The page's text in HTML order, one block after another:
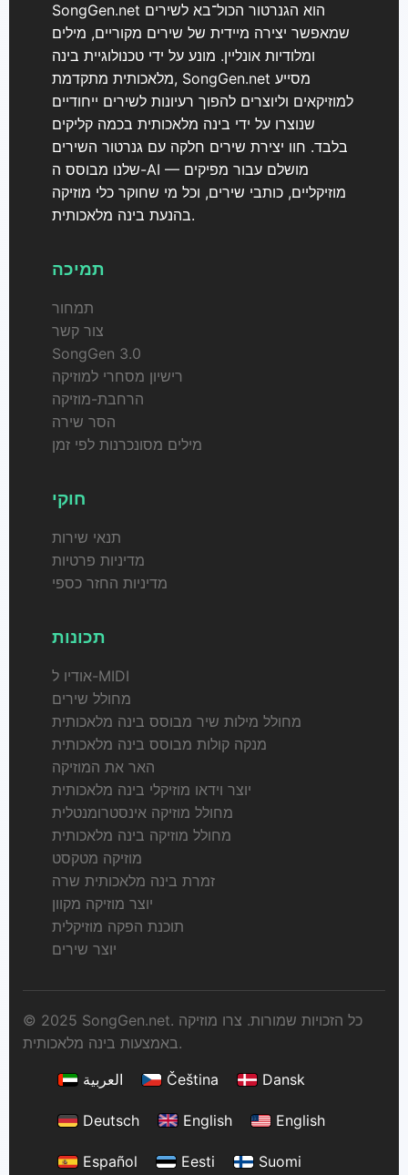
SongGen.net הוא הגנרטור הכול־בא לשירים
שמאפשר יצירה מיידית של שירים מקוריים, מילים
ומלודיות אונליין. מונע על ידי טכנולוגיית בינה
מלאכותית מתקדמת, SongGen.net מסייע
למוזיקאים וליוצרים להפוך רעיונות לשירים ייחודיים
שנוצרו על ידי בינה מלאכותית בכמה קליקים
בלבד. חוו יצירת שירים חלקה עם גנרטור השירים
שלנו מבוסס ה-AI — מושלם עבור מפיקים
מוזיקליים, כותבי שירים, וכל מי שחוקר כלי מוזיקה
בהנעת בינה מלאכותית.
תמיכה
תמחור
צור קשר
SongGen 3.0
רישיון מסחרי למוזיקה
הרחבת-מוזיקה
הסר שירה
מילים מסונכרנות לפי זמן
חוקי
תנאי שירות
מדיניות פרטיות
מדיניות החזר כספי
תכונות
אודיו ל-MIDI
מחולל שירים
מחולל מילות שיר מבוסס בינה מלאכותית
מנקה קולות מבוסס בינה מלאכותית
האר את המוזיקה
יוצר וידאו מוזיקלי בינה מלאכותית
מחולל מוזיקה אינסטרומנטלית
מחולל מוזיקה בינה מלאכותית
מוזיקה מטקסט
זמרת בינה מלאכותית שרה
יוצר מוזיקה מקוון
תוכנת הפקה מוזיקלית
יוצר שירים
© 2025 SongGen.net. כל הזכויות שמורות. צרו מוזיקה
באמצעות בינה מלאכותית.
العربية
Čeština Dansk
Deutsch English English
Español Eesti Suomi